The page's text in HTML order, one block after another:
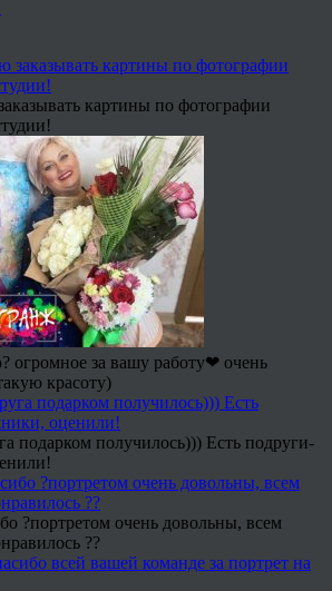
картины по фотографии
огромное за вашу работу❤ очень
красоту)
подарком получилось))) Есть подруги-
?портретом очень довольны, всем
??